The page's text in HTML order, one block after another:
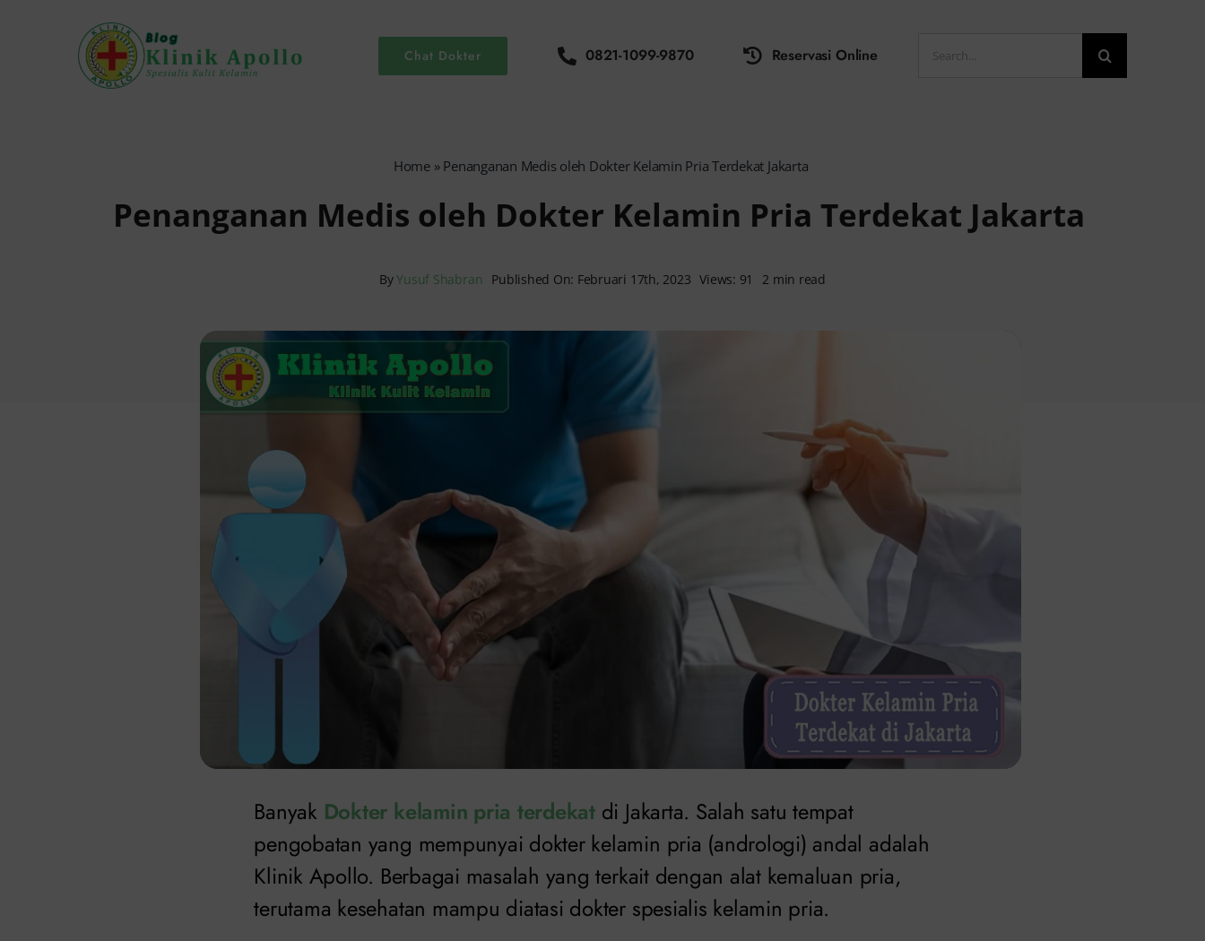
Chat Dokter 0821-1099-9870 Reservasi Online
for:
Home» Penanganan Medis oleh Dokter Kelamin Pria Terdekat Jakarta
Penanganan Medis oleh Dokter Kelamin Pria Terdekat Jakarta
ByYusuf Shabran Published On: Februari 17th, 2023 Views: 91 2 min read
Banyak Dokter kelamin pria terdekat di Jakarta. Salah satu tempat
pengobatan yang mempunyai dokter kelamin pria (andrologi) andal adalah
Klinik Apollo. Berbagai masalah yang terkait dengan alat kemaluan pria,
terutama kesehatan mampu diatasi dokter spesialis kelamin pria.